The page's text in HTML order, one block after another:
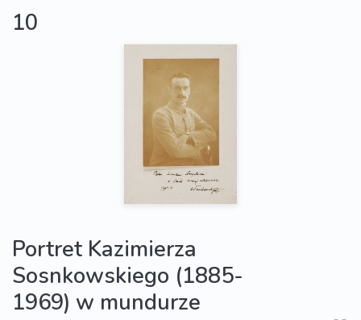
10
Portret Kazimierza
Sosnkowskiego (1885-
1969) w mundurze